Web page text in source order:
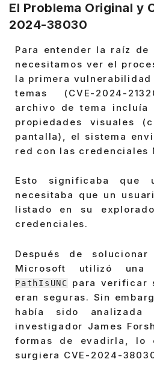
El Problema Original y
2024-38030
Para entender la raíz de
necesitamos ver el
la primera
temas (CVE-2024-
archivo de tema incluía
propiedades visuales
pantalla), el sistema
red con las credenciales
Esto significaba que
necesitaba que un
listado en su
credenciales.
Después de solucionar
Microsoft utilizó una
PathIsUNC
para verificar
eran seguras. Sin
había sido
investigador James
formas de evadirla, lo
surgiera CVE-2024-